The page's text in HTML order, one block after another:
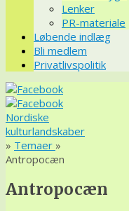
Lenker
PR-materiale
Løbende indlæg
Bli medlem
Privatlivspolitik
Nordiske
kulturlandskaber
» Temaer »
Antropocæn
Antropocæn